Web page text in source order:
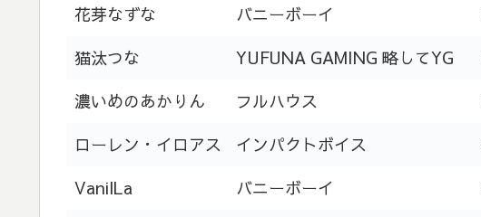
花芽なずな
バニーボーイ
猫汰つな
YUFUNA GAMING 略してYG
濃いめのあかりん
フルハウス
ローレン・イロアス
インパクトボイス
VanilLa
バニーボーイ